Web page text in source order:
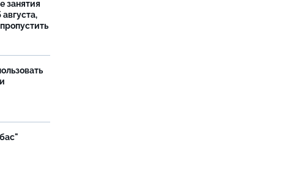
занятия